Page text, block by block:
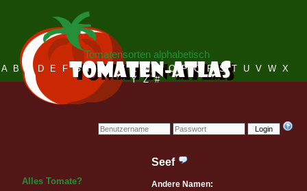
Login
Tomatensorten alphabetisch
A B C D E F G H I J K L M N O P Q R S T U V W X
Y Z #
Alles Tomate?
Seef
Andere Namen: